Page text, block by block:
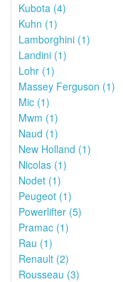
Kubota (4)
Kuhn (1)
Lamborghini (1)
Landini (1)
Lohr (1)
Massey Ferguson (1)
Mic (1)
Mwm (1)
Naud (1)
New Holland (1)
Nicolas (1)
Nodet (1)
Peugeot (1)
Powerlifter (5)
Pramac (1)
Rau (1)
Renault (2)
Rousseau (3)